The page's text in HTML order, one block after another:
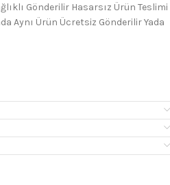
Gönderilir Hasarsız Ürün Teslimi
Aynı Ürün Ücretsiz Gönderilir Yada